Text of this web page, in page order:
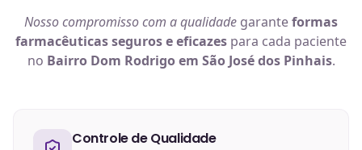
Nosso compromisso com a qualidade garanteformas
farmacêuticasseguros e eficazes para cada paciente
no Bairro Dom Rodrigo em São José dos Pinhais.
Controle de Qualidade